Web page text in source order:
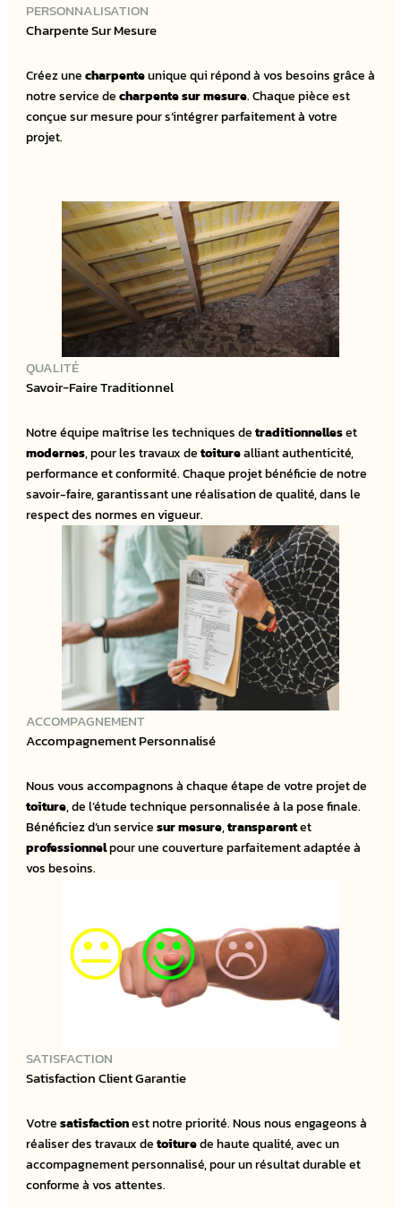
PERSONNALISATION
Charpente Sur Mesure
Créez unecharpenteunique qui répond à vos besoins grâce à
notre service decharpente sur mesure. Chaque pièce est
conçue sur mesure pour s’intégrer parfaitement à votre
projet.
QUALITÉ
Savoir-Faire Traditionnel
Notre équipe maîtrise les techniques detraditionnelleset
modernes, pour les travaux detoiturealliant authenticité,
performance et conformité. Chaque projet bénéficie de notre
savoir-faire, garantissant une réalisation de qualité, dans le
respect des normes en vigueur.
ACCOMPAGNEMENT
Accompagnement Personnalisé
Nous vous accompagnons à chaque étape de votre projet de
toiture, de l’étude technique personnalisée à la pose finale.
Bénéficiez d’un servicesur mesure,transparentet
professionnelpour une couverture parfaitement adaptée à
vos besoins.
SATISFACTION
Satisfaction Client Garantie
Votresatisfactionest notre priorité. Nous nous engageons à
réaliser des travaux detoiturede haute qualité, avec un
accompagnement personnalisé, pour un résultat durable et
conforme à vos attentes.